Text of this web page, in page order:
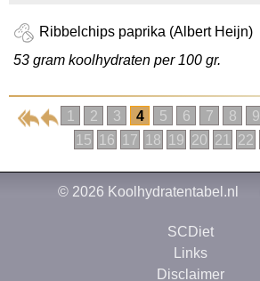
Ribbelchips paprika (Albert Heijn)
53 gram koolhydraten per 100 gr.
1 2 3 4 5 6 7 8 9
15
16 17 18 19 20 21 22
© 2026 Koolhydratentabel.nl
SCDiet
Links
Disclaimer